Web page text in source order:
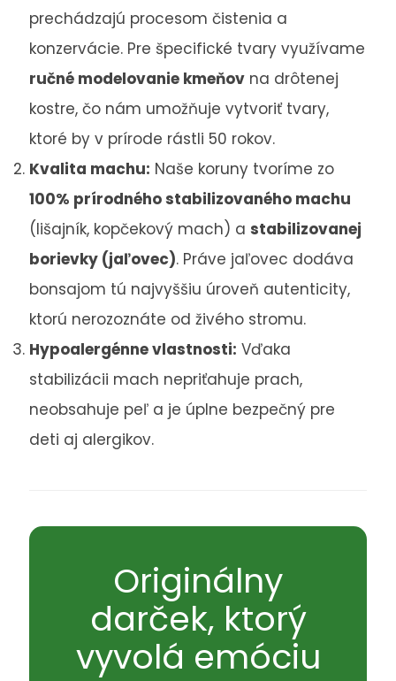
prechádzajú procesom čistenia a
konzervácie. Pre špecifické tvary využívame
ručné modelovanie kmeňov na drôtenej
kostre, čo nám umožňuje vytvoriť tvary,
ktoré by v prírode rástli 50 rokov.
Kvalita machu: Naše koruny tvoríme zo
100% prírodného stabilizovaného machu
(lišajník, kopčekový mach) a stabilizovanej
borievky (jaľovec). Práve jaľovec dodáva
bonsajom tú najvyššiu úroveň autenticity,
ktorú nerozoznáte od živého stromu.
Hypoalergénne vlastnosti: Vďaka
stabilizácii mach nepriťahuje prach,
neobsahuje peľ a je úplne bezpečný pre
deti aj alergikov.
Originálny
darček, ktorý
vyvolá emóciu